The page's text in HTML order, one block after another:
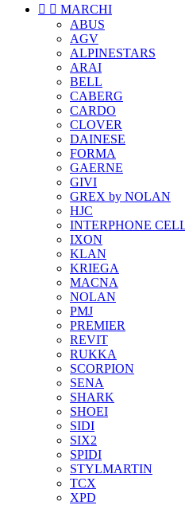
  MARCHI
ABUS
AGV
ALPINESTARS
ARAI
BELL
CABERG
CARDO
CLOVER
DAINESE
FORMA
GAERNE
GIVI
GREX by NOLAN
HJC
INTERPHONE
IXON
KLAN
KRIEGA
MACNA
NOLAN
PMJ
PREMIER
REVIT
RUKKA
SCORPION
SENA
SHARK
SHOEI
SIDI
SIX2
SPIDI
STYLMARTIN
TCX
XPD